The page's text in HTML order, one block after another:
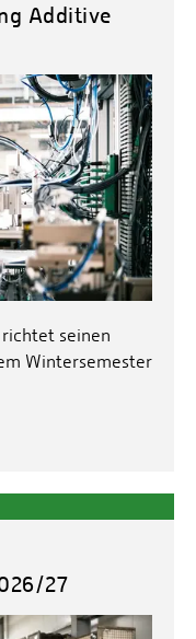
Additive
seinen
Wintersemester
27